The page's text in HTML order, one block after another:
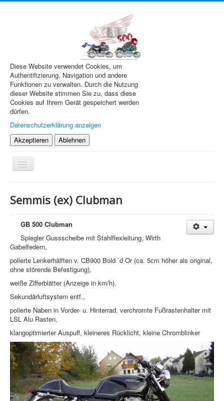
Diese Website verwendet Cookies, um
Authentifizierung, Navigation und andere
Funktionen zu verwalten. Durch die Nutzung
dieser Website stimmen Sie zu, dass diese
Cookies auf Ihrem Gerät gespeichert werden
dürfen.
Datenschutzerklärung anzeigen
Akzeptieren
Ablehnen
Navigation
an/aus
Technik
Forum
Treffen & Touren
Cafe-Ecke
Suche
Semmis (ex) Clubman
GB 500 Clubman
Spiegler Gussscheibe mit Stahlflexleitung, Wirth
Gabelfedern,
polierte Lenkerhälften v. CB900 Bold `d Or (ca. 5cm höher als original,
ohne störende Befestigung),
weiße Zifferblätter (Anzeige in km/h),
Sekundärluftsystem entf.,
polierte Naben in Vorder- u. Hinterrad, verchromte Fußrastenhalter mit
LSL Alu Rasten,
klangoptimierter Auspuff, kleineres Rücklicht, kleine Chromblinker